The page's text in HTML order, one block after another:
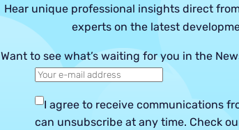
Hear unique professional insights direct
experts on the latest
Want to see what’s waiting for you in the
I agree to receive communications
can unsubscribe at any time. Check